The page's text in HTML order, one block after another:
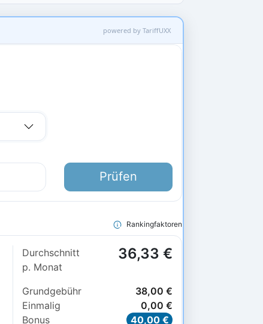
powered by TariffUXX